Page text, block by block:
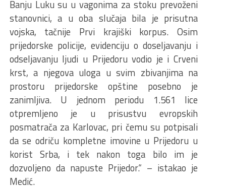
Banju Luku su u vagonima za stoku prevoženi
stanovnici, a u oba slučaja bila je prisutna
vojska, tačnije Prvi krajiški korpus. Osim
prijedorske policije, evidenciju o doseljavanju i
odseljavanju ljudi u Prijedoru vodio je i Crveni
krst, a njegova uloga u svim zbivanjima na
prostoru prijedorske opštine posebno je
zanimljiva. U jednom periodu 1.561 lice
otpremljeno je u prisustvu evropskih
posmatrača za Karlovac, pri čemu su potpisali
da se odriču kompletne imovine u Prijedoru u
korist Srba, i tek nakon toga bilo im je
dozvoljeno da napuste Prijedor.“ – istakao je
Medić.